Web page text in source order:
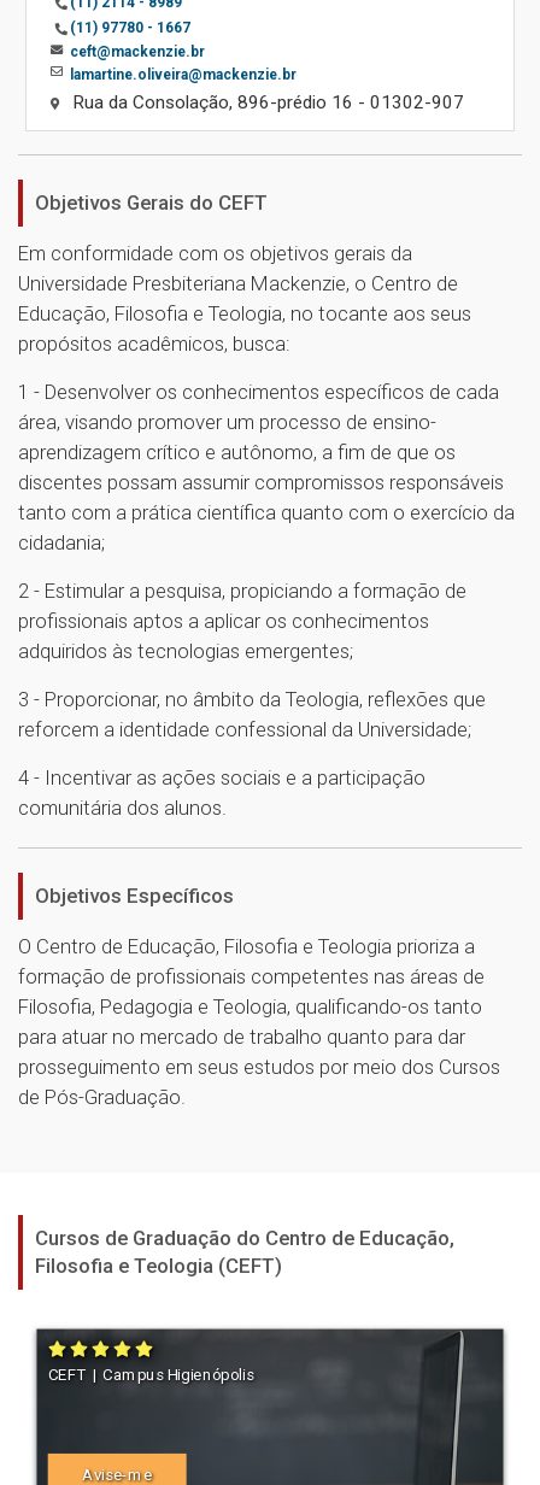
(11) 97780 - 1667
ceft@mackenzie.br
lamartine.oliveira@mackenzie.br
Rua da Consolação, 896-prédio 16 - 01302-907
Objetivos Gerais do CEFT
Em conformidade com os objetivos gerais da
Universidade Presbiteriana Mackenzie, o Centro de
Educação, Filosofia e Teologia, no tocante aos seus
propósitos acadêmicos, busca:
1 - Desenvolver os conhecimentos específicos de cada
área, visando promover um processo de ensino-
aprendizagem crítico e autônomo, a fim de que os
discentes possam assumir compromissos responsáveis
tanto com a prática científica quanto com o exercício da
cidadania;
2 - Estimular a pesquisa, propiciando a formação de
profissionais aptos a aplicar os conhecimentos
adquiridos às tecnologias emergentes;
3 - Proporcionar, no âmbito da Teologia, reflexões que
reforcem a identidade confessional da Universidade;
4 - Incentivar as ações sociais e a participação
comunitária dos alunos.
Objetivos Específicos
O Centro de Educação, Filosofia e Teologia prioriza a
formação de profissionais competentes nas áreas de
Filosofia, Pedagogia e Teologia, qualificando-os tanto
para atuar no mercado de trabalho quanto para dar
prosseguimento em seus estudos por meio dos Cursos
de Pós-Graduação.
Cursos de Graduação do Centro de Educação,
Filosofia e Teologia (CEFT)
CEFT | Campus Higienópolis
Avise-me